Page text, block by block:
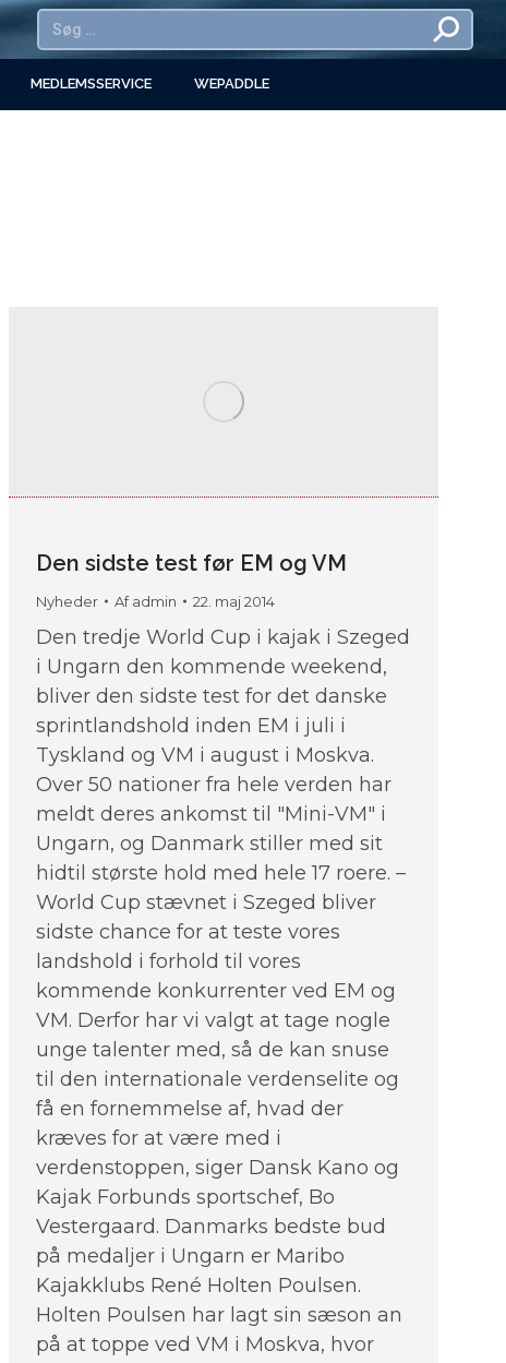
MEDLEMSSERVICE WEPADDLE
Den sidste test før EM og VM
Nyheder Afadmin 22. maj 2014
Den tredje World Cup i kajak i Szeged
i Ungarn den kommende weekend,
bliver den sidste test for det danske
sprintlandshold inden EM i juli i
Tyskland og VM i august i Moskva.
Over 50 nationer fra hele verden har
meldt deres ankomst til "Mini-VM" i
Ungarn, og Danmark stiller med sit
hidtil største hold med hele 17 roere. –
World Cup stævnet i Szeged bliver
sidste chance for at teste vores
landshold i forhold til vores
kommende konkurrenter ved EM og
VM. Derfor har vi valgt at tage nogle
unge talenter med, så de kan snuse
til den internationale verdenselite og
få en fornemmelse af, hvad der
kræves for at være med i
verdenstoppen, siger Dansk Kano og
Kajak Forbunds sportschef, Bo
Vestergaard. Danmarks bedste bud
på medaljer i Ungarn er Maribo
Kajakklubs René Holten Poulsen.
Holten Poulsen har lagt sin sæson an
på at toppe ved VM i Moskva, hvor